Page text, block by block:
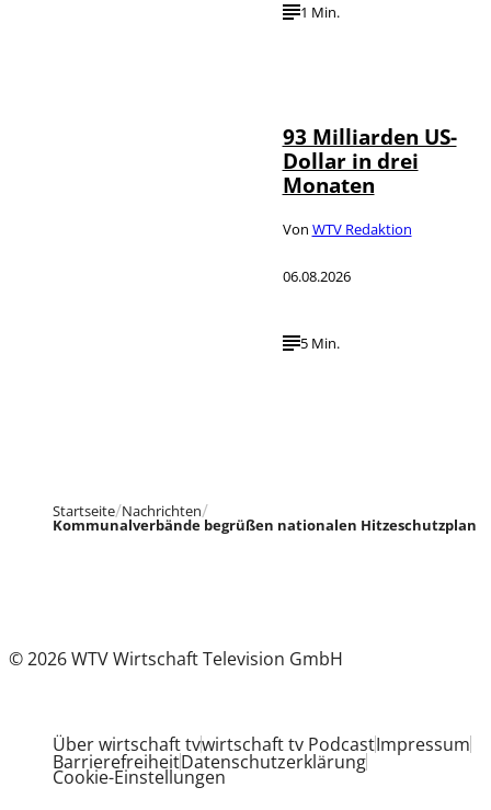
1 Min.
93 Milliarden US-
Dollar in drei
Monaten
Von WTV Redaktion
06.08.2026
5 Min.
Startseite Nachrichten
Kommunalverbände begrüßen nationalen Hitzeschutzplan
© 2026 WTV Wirtschaft Television GmbH
Über wirtschaft tvwirtschaft tv PodcastImpressum
BarrierefreiheitDatenschutzerklärung
Cookie-Einstellungen